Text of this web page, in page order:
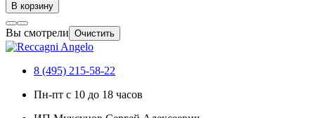
В корзину
Вы смотрели Очистить
8 (495) 215-58-22
Пн-пт с 10 до 18 часов